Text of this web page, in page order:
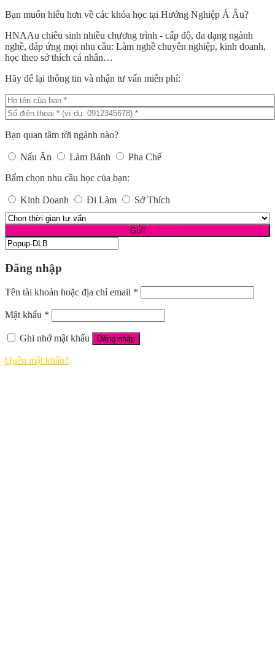
Bạn muốn hiểu hơn về các khóa học tại Hướng Nghiệp Á Âu?
HNAAu chiêu sinh nhiều chương trình - cấp độ, đa dạng ngành
nghề, đáp ứng mọi nhu cầu: Làm nghề chuyên nghiệp, kinh doanh,
học theo sở thích cá nhân…
Hãy để lại thông tin và nhận tư vấn miễn phí:
Bạn quan tâm tới ngành nào?
Nấu Ăn Làm Bánh
Pha Chế
Bấm chọn nhu cầu học của bạn:
Kinh Doanh Đi Làm Sở Thích
Đăng nhập
Tên tài khoản hoặc địa chỉ email *
Mật khẩu *
Ghi nhớ mật khẩu Đăng nhập
Quên mật khẩu?